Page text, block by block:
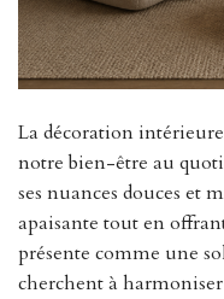
La décoration
notre bien-être au
ses nuances douces et
apaisante tout en
présente comme une
cherchent à